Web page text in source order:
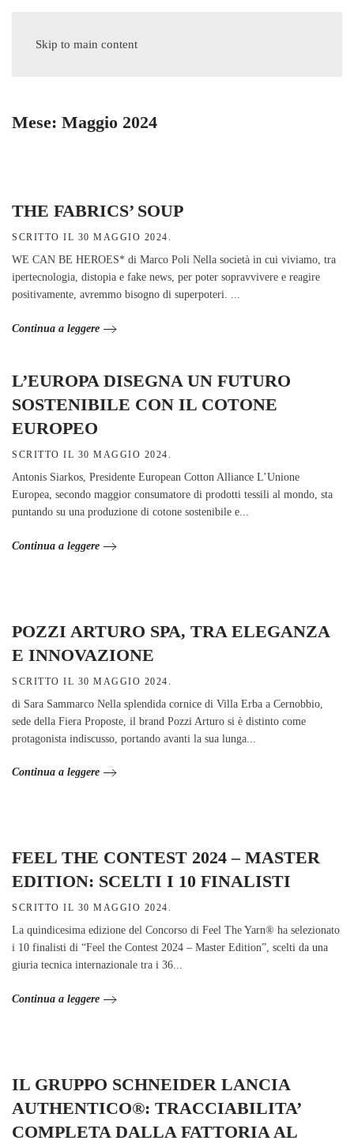
Skip to main content
Mese: Maggio 2024
THE FABRICS’ SOUP
SCRITTO IL 30 MAGGIO 2024 .
WE CAN BE HEROES* di Marco Poli Nella società in cui viviamo, tra
ipertecnologia, distopia e fake news, per poter sopravvivere e reagire
positivamente, avremmo bisogno di superpoteri. ...
Continua a leggere
L’EUROPA DISEGNA UN FUTURO
SOSTENIBILE CON IL COTONE
EUROPEO
SCRITTO IL 30 MAGGIO 2024
Antonis Siarkos, Presidente European Cotton Alliance L’Unione
Europea, secondo maggior consumatore di prodotti tessili al mondo, sta
puntando su una produzione di cotone sostenibile e...
Continua a leggere
POZZI ARTURO SPA, TRA ELEGANZA
E INNOVAZIONE
SCRITTO IL 30 MAGGIO 2024
di Sara Sammarco Nella splendida cornice di Villa Erba a Cernobbio,
sede della Fiera Proposte, il brand Pozzi Arturo si è distinto come
protagonista indiscusso, portando avanti la sua lunga...
Continua a leggere
FEEL THE CONTEST 2024 – MASTER
EDITION: SCELTI I 10 FINALISTI
SCRITTO IL 30 MAGGIO 2024 .
La quindicesima edizione del Concorso di Feel The Yarn® ha selezionato
i 10 finalisti di “Feel the Contest 2024 – Master Edition”, scelti da una
giuria tecnica internazionale tra i 36...
Continua a leggere
IL GRUPPO SCHNEIDER LANCIA
AUTHENTICO®: TRACCIABILITA’
COMPLETA DALLA FATTORIA AL